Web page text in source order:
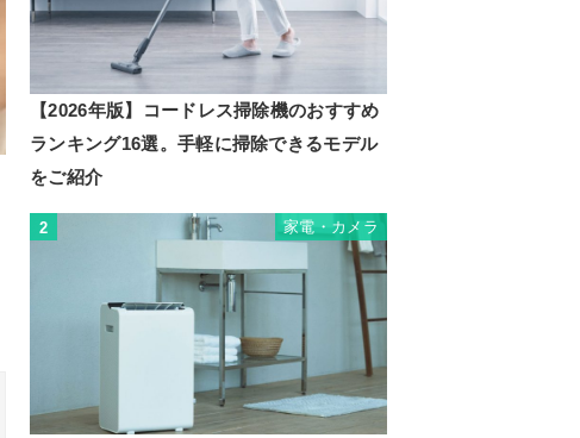
【2026年版】コードレス掃除機のおすすめ
ランキング16選。手軽に掃除できるモデル
をご紹介
2 家電・カメラ